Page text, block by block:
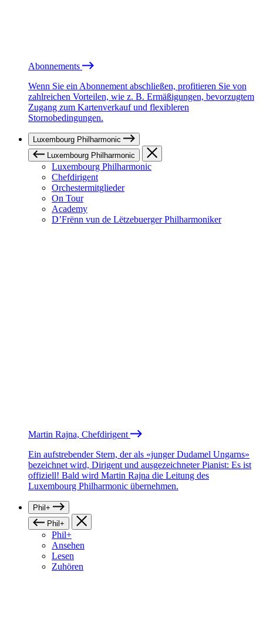
Abonnements
Wenn Sie ein Abonnement abschließen, profitieren Sie von
zahlreichen Vorteilen, wie z. B. Ermäßigungen, bevorzugtem
Zugang zum Kartenverkauf und flexibleren
Stornobedingungen.
Luxembourg Philharmonic
Luxembourg Philharmonic
Luxembourg Philharmonic
Chefdirigent
Orchestermitglieder
On Tour
Academy
D’Frënn vun de Lëtzebuerger Philharmoniker
Martin Rajna, Chefdirigent
Ein aufstrebender Stern, der als «junger Dudamel Ungarns»
bezeichnet wird, Dirigent und ausgezeichneter Pianist: Es ist
offiziell! Bald wird Martin Rajna die Leitung des
Luxembourg Philharmonic übernehmen.
Phil+
Phil+
Phil+
Ansehen
Lesen
Zuhören